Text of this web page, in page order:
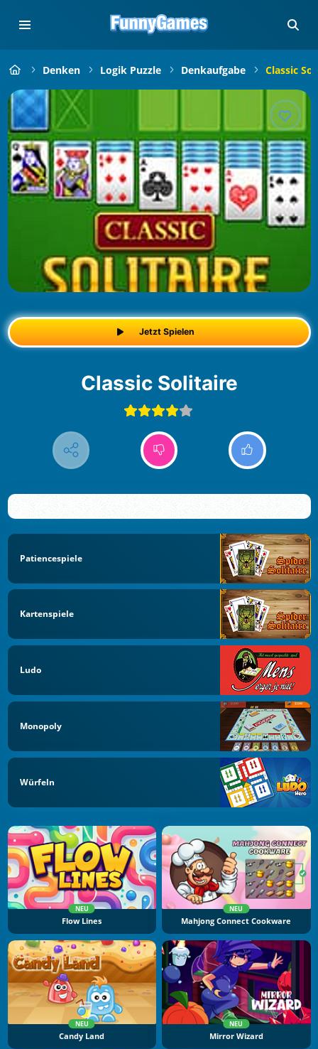
Denken Logik Puzzle Denkaufgabe Classic
Jetzt Spielen
Classic Solitaire
Patiencespiele
Kartenspiele
Ludo
Monopoly
Würfeln
NEU
Flow Lines
NEU
Mahjong Connect Cookware
NEU
Candy Land
NEU
Mirror Wizard